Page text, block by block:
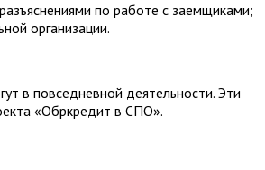
по работе с заемщиками;
организации.
в повседневной деятельности. Эти
«Обркредит в СПО».